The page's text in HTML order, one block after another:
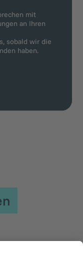
mit
an Ihren
sobald wir die
haben.